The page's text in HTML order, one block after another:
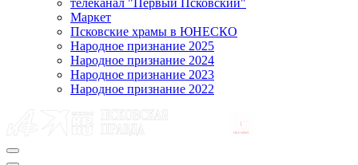
телеканал "Первый Псковский"
Маркет
Псковские храмы в ЮНЕСКО
Народное признание 2025
Народное признание 2024
Народное признание 2023
Народное признание 2022